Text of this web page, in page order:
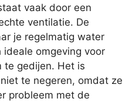
vaak door een
ventilatie. De
je regelmatig water
omgeving voor
te gedijen. Het is
te negeren, omdat ze
probleem met de